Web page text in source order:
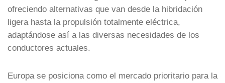
ofreciendo alternativas que van desde la hibridación
ligera hasta la propulsión totalmente eléctrica,
adaptándose así a las diversas necesidades de los
conductores actuales.
Europa se posiciona como el mercado prioritario para la